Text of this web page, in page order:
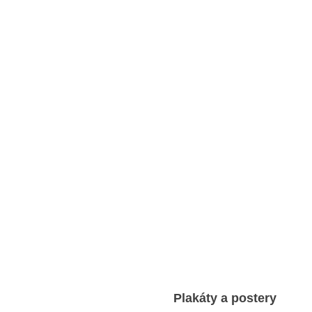
Plakáty a postery